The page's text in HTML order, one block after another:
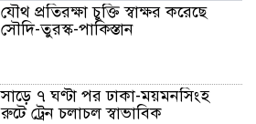
যৌথ প্রতিরক্ষা চুক্তি স্বাক্ষর করেছে
সৌদি-তুরস্ক-পাকিস্তান
সাড়ে ৭ ঘণ্টা পর ঢাকা-ময়মনসিংহ
রুটে ট্রেন চলাচল স্বাভাবিক